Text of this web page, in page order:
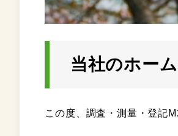
当社のホー
この度、調査・測量・登記